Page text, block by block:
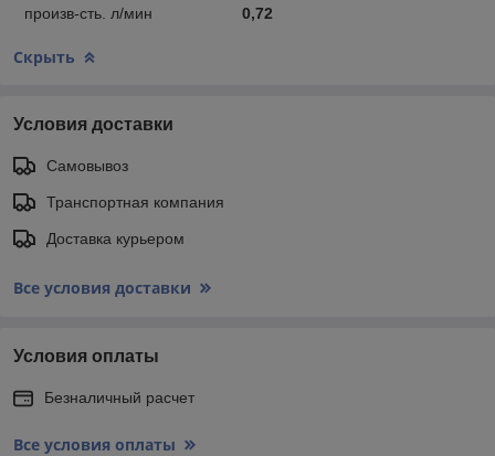
произв-сть. л/мин
0,72
Скрыть
Условия доставки
Самовывоз
Транспортная компания
Доставка курьером
Все условия доставки
Условия оплаты
Безналичный расчет
Все условия оплаты